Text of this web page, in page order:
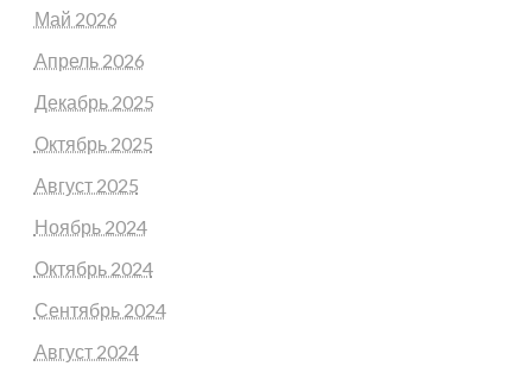
Май 2026
Апрель 2026
Декабрь 2025
Октябрь 2025
Август 2025
Ноябрь 2024
Октябрь 2024
Сентябрь 2024
Август 2024